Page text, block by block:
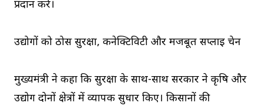
प्रदान करे।
उद्योगों को ठोस सुरक्षा, कनेक्टिविटी और मजबूत सप्लाई चेन
मुख्यमंत्री ने कहा कि सुरक्षा के साथ-साथ सरकार ने कृषि और
उद्योग दोनों क्षेत्रों में व्यापक सुधार किए। किसानों की